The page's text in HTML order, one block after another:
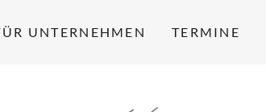
UNTERNEHMEN TERMINE